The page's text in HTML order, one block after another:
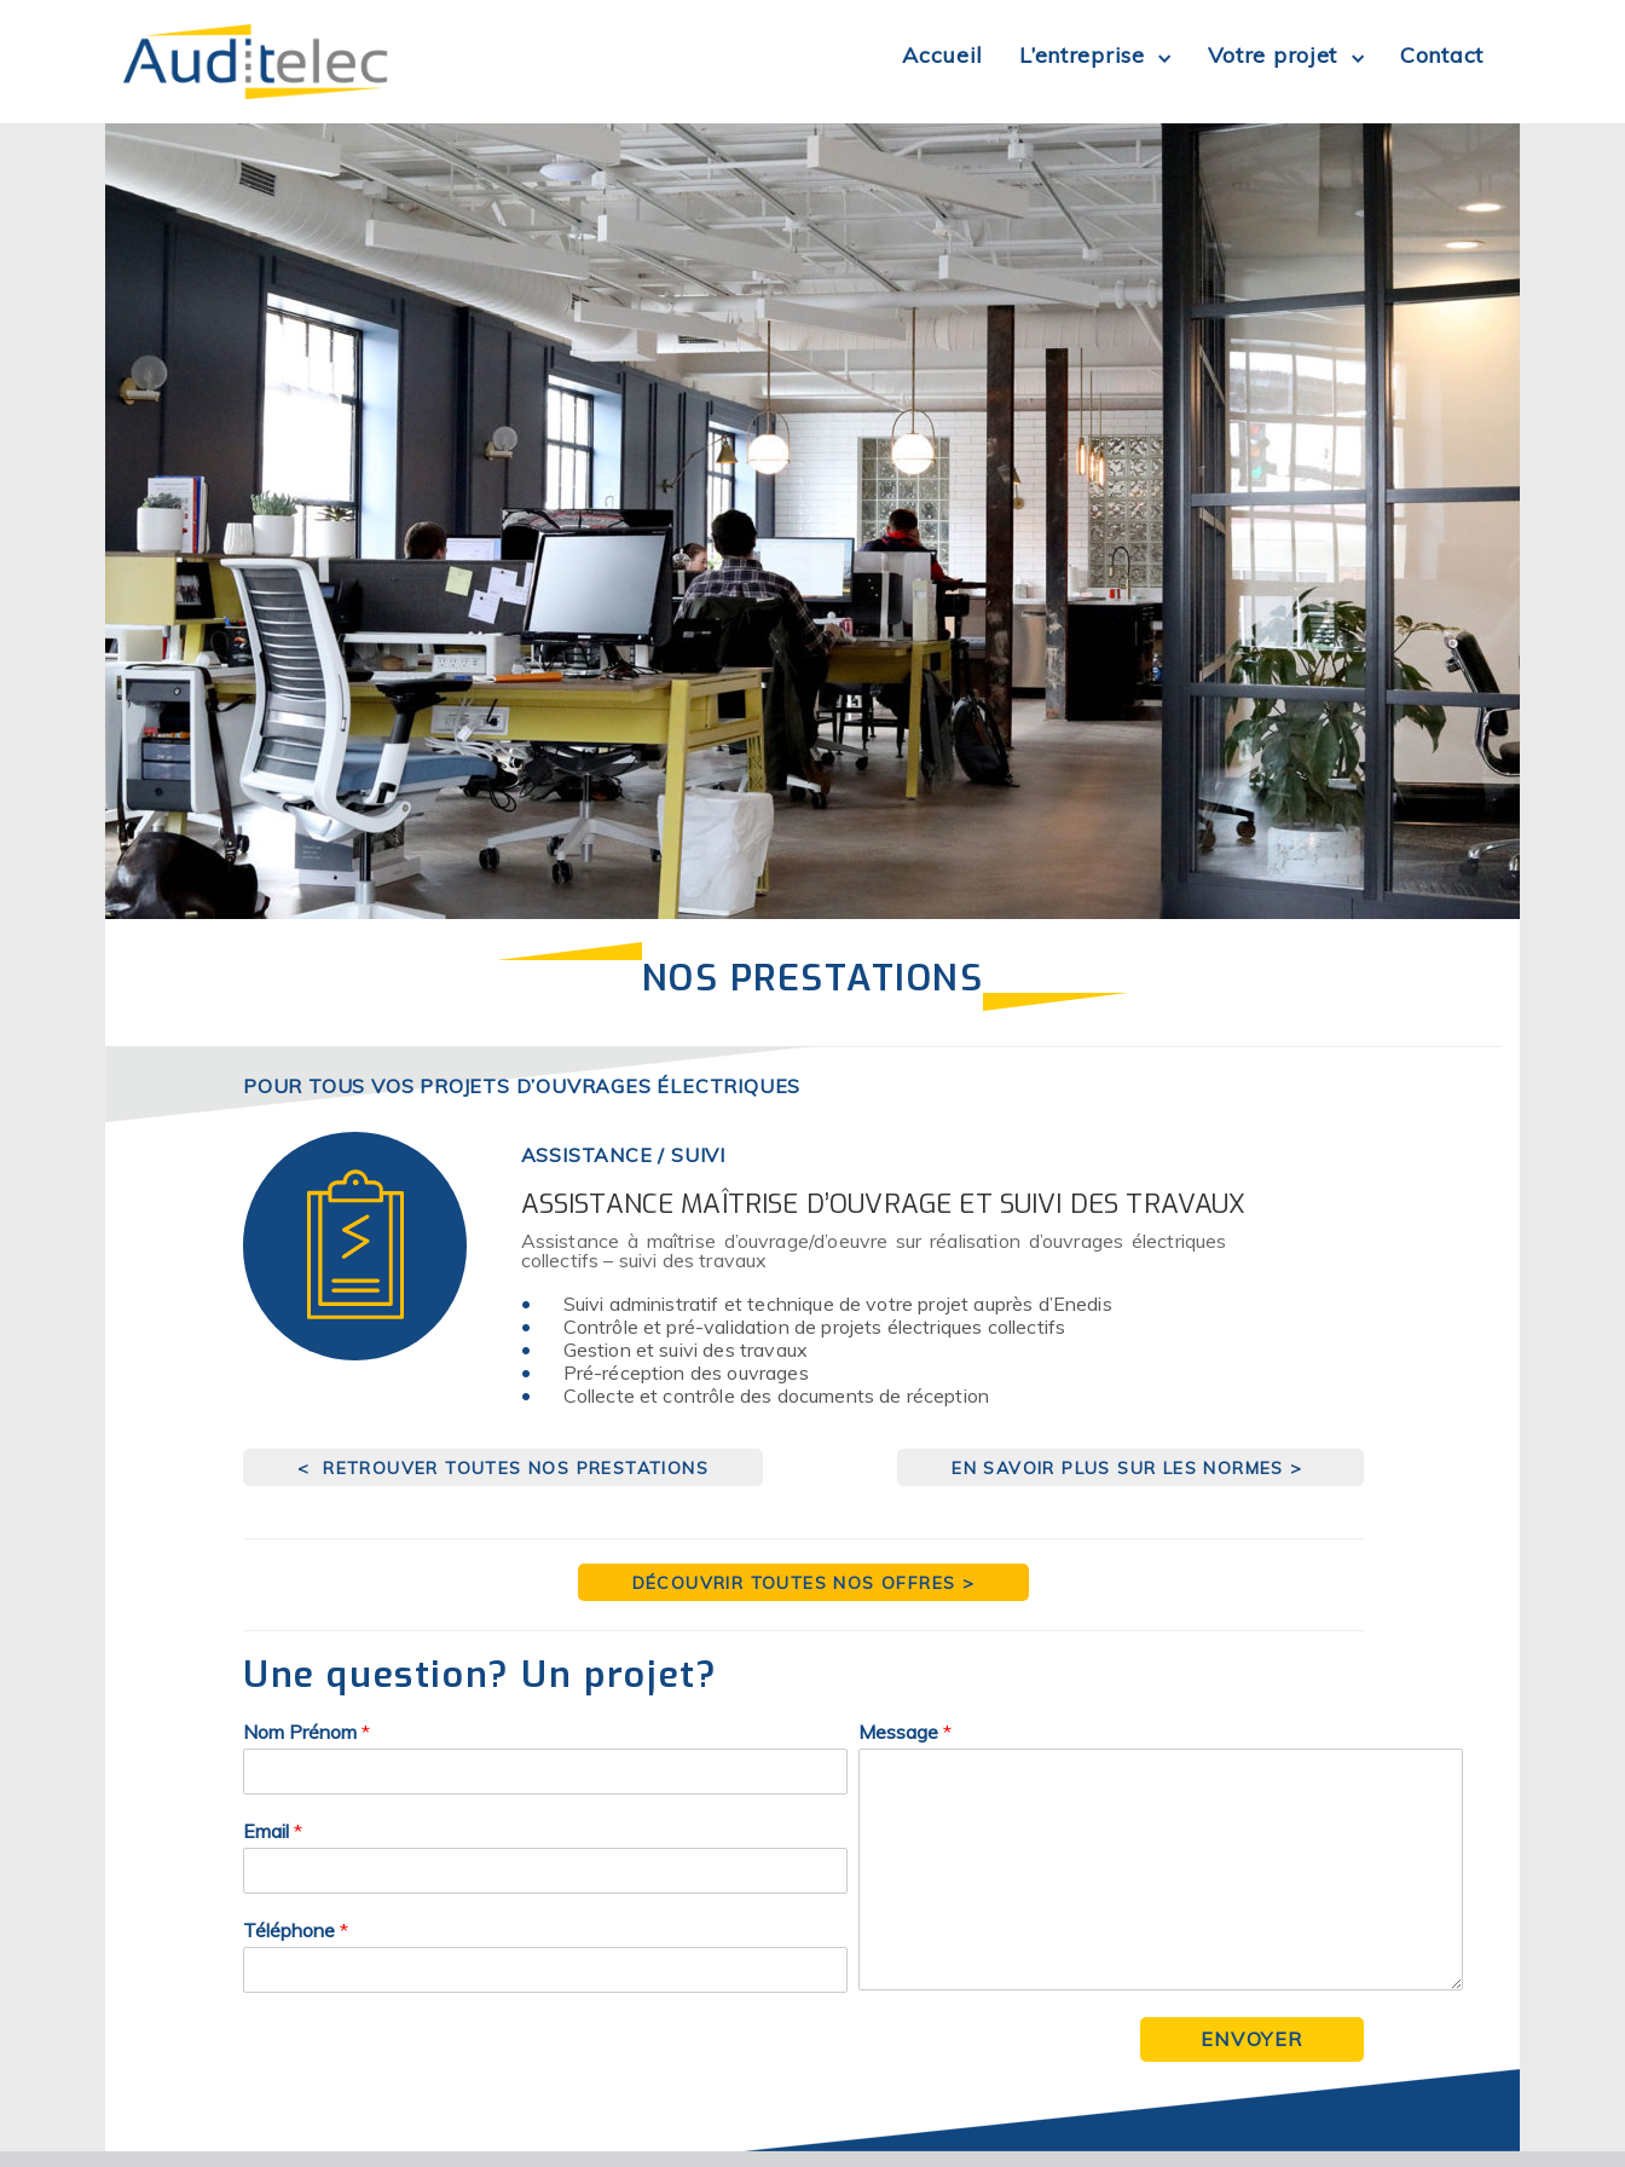
Accueil L’entreprise Votre projet Contact
NOS PRESTATIONS
POUR TOUS VOS PROJETS D’OUVRAGES ÉLECTRIQUES
ASSISTANCE / SUIVI
ASSISTANCE MAÎTRISE D’OUVRAGE ET SUIVI DES TRAVAUX
Assistance à maîtrise d’ouvrage/d’oeuvre sur réalisation d’ouvrages électriques
collectifs – suivi des travaux
Suivi administratif et technique de votre projet auprès d’Enedis
Contrôle et pré-validation de projets électriques collectifs
Gestion et suivi des travaux
Pré-réception des ouvrages
Collecte et contrôle des documents de réception
EN SAVOIR PLUS SUR LES NORMES >
< RETROUVER TOUTES NOS PRESTATIONS
DÉCOUVRIR TOUTES NOS OFFRES >
Une question? Un projet?
Nom Prénom *
Email *
Téléphone *
Message*
ENVOYER